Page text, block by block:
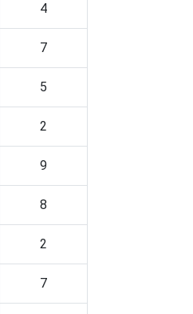
4
7
5
2
9
8
2
7